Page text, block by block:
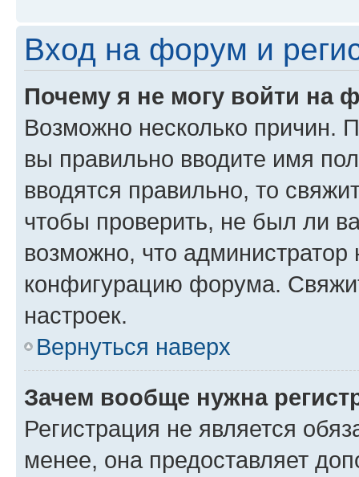
Вход на форум и
Почему я не могу войти на
Возможно несколько причин.
вы правильно вводите имя
вводятся правильно, то
чтобы проверить, не был ли
возможно, что администратор
конфигурацию форума.
настроек.
Вернуться наверх
Зачем вообще нужна
Регистрация не является
менее, она предоставляет